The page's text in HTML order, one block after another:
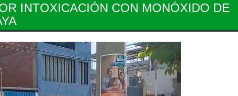
INTOXICACIÓN CON MONÓXIDO DE